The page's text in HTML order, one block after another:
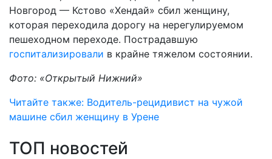
Новгород — Кстово «Хендай» сбил женщину,
которая переходила дорогу на нерегулируемом
пешеходном переходе. Пострадавшую
госпитализировали в крайне тяжелом состоянии.
Фото: «Открытый Нижний»
Читайте также: Водитель-рецидивист на чужой
машине сбил женщину в Урене
ТОП новостей